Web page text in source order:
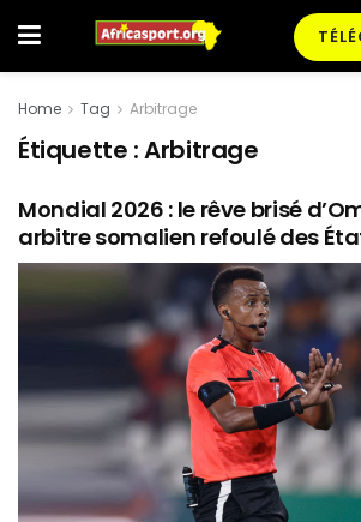
Home Tag Arbitrage
Étiquette :Arbitrage
Mondial 2026 : le rêve brisé
arbitre somalien refoulé des